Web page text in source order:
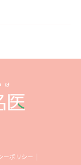
ーポリシー